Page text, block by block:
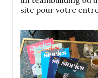
site pour votre